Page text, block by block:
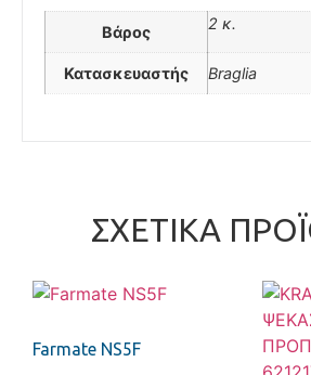
Βάρος 2 κ.
Κατασκευαστής Braglia
ΣΧΕΤΙΚΆ
Farmate NS5F